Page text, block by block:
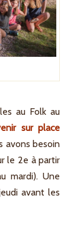
au Folk au
sur place
avons besoin
le 2e à partir
mardi). Une
avant les